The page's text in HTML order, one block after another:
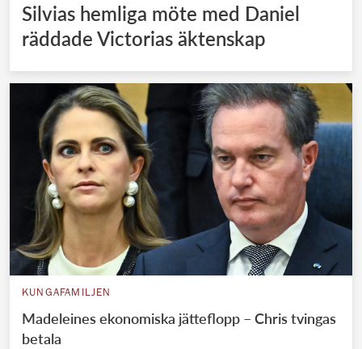
Silvias hemliga möte med Daniel
räddade Victorias äktenskap
KUNGAFAMILJEN
Madeleines ekonomiska jätteflopp – Chris tvingas
betala